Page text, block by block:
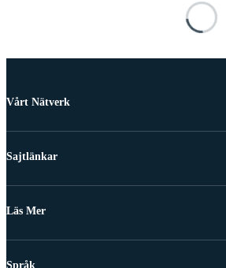
Vårt Nätverk
Sajtlänkar
Läs Mer
Språk